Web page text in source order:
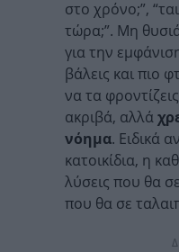
στο χρόνο;”,
τώρα;”. Μη
για την
βάλεις και πιο
να τα
ακριβά, αλλά
νόημα. Ειδικά
κατοικίδια, η
λύσεις που θα
που θα σε